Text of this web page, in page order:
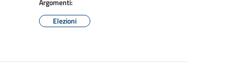
Argomenti:
Elezioni